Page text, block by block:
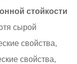
стойкости
сырой
свойства,
свойства,